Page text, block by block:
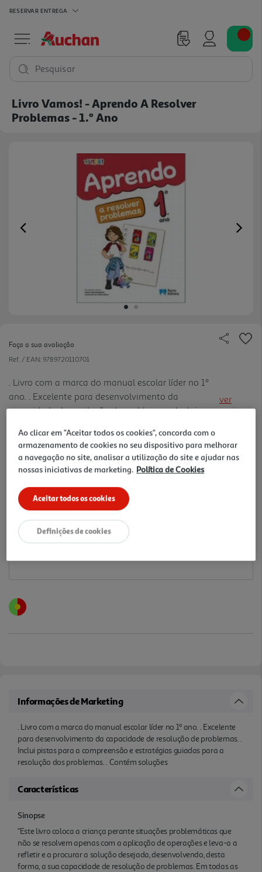
RESERVAR ENTREGA
Pesquisar
Livro Vamos! - Aprendo A Resolver
Problemas - 1.º Ano
Previous
Faça a sua avaliação
Ref. / EAN: 9789720110701
. Livro com a marca do manual escolar líder no 1º
ano. . Excelente para desenvolvimento da
capacidade de resolução de problemas. . Inclui
para a resolução dos problemas. . Contém soluções
ver
mais
5.94 €/un
5,94 €
Notas de preparação
Informações de Marketing
. Livro com a marca do manual escolar líder no 1º ano. . Excelente
para desenvolvimento da capacidade de resolução de problemas. .
Inclui pistas para a compreensão e estratégias guiadas para a
resolução dos problemas. . Contém soluções
Características
Sinopse
"Este livro coloca a criança perante situações problemáticas que
não se resolvem apenas com a aplicação de operações e leva-a a
refletir e a procurar a solução desejada, desenvolvendo, desta
forma, a sua capacidade de resolução de problemas. Em todas as
Ao clicar em "Aceitar todos os cookies", concorda com o
armazenamento de cookies no seu dispositivo para melhorar
a navegação no site, analisar a utilização do site e ajudar nas
nossas iniciativas de marketing. Política de Cookies
Aceitar todos os cookies
Definições de cookies